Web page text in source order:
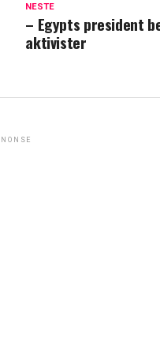
NESTE
– Egypts president
aktivister